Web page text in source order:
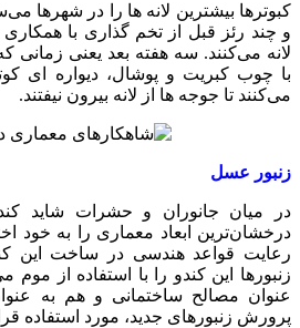
کبوترها بیشترین لانه ها را در شهرها
و چند رئز قبل از تخم گذاری با
لانه می‌کنند. سه هفته بعد یعنی زمانی
با چوب کبریت و پوشال، دیواره ای
می‌کنند تا جوجه ها از لانه بیرون نیفتند.
زنبور عسل
در میان جانوران و حشرات شاید
درخشان‌ترین ابعاد معماری را به خود
رعایت قواعد هندسی در ساخت این
زنبورها این کندو را با استفاده از
عنوان مصالح ساختمانی و هم به
پرورش زنبورهای جدید، مورد استفاده